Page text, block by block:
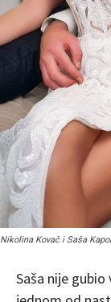
Nikolina Kovač i Saša
Saša nije